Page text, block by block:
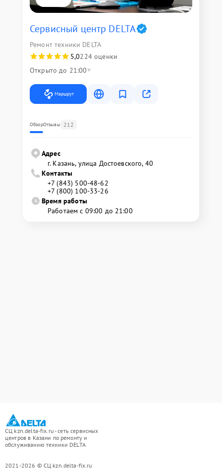
Сервисный центр DELTA
Ремонт техники DELTA
5,0224 оценки
Открыто до 21:00
Маршрут
ОбзорОтзывы 212
Адрес
г. Казань, улица Достоевского, 40
Контакты
+7 (843) 500-48-62
+7 (800) 100-33-26
Время работы
Работаем с 09:00 до 21:00
СЦ kzn.delta-fix.ru - сеть сервисных
центров в Казани по ремонту и
обслуживанию техники DELTA
2021-2026 © СЦ kzn.delta-fix.ru